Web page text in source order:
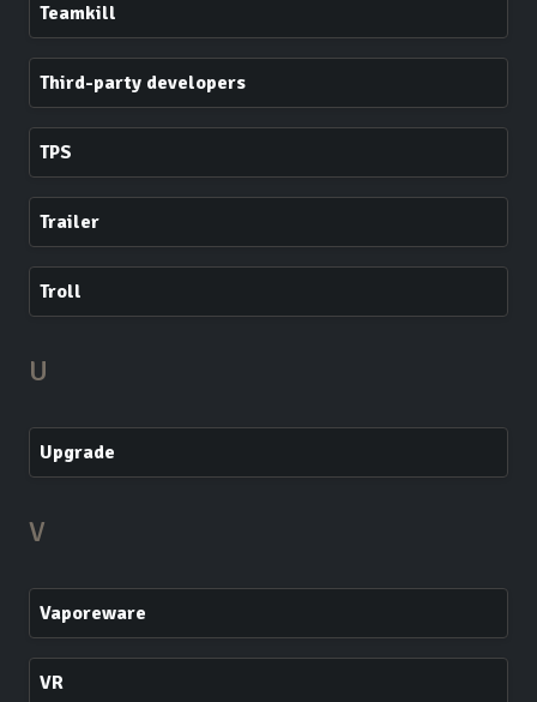
Teamkill
Third-party developers
TPS
Trailer
Troll
U
Upgrade
V
Vaporeware
VR